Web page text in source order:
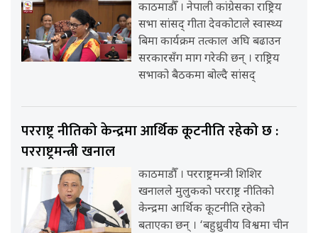
काठमाडौँ । नेपाली कांग्रेसका राष्ट्रिय
सभा सांसद् गीता देवकोटाले स्वास्थ्य
बिमा कार्यक्रम तत्काल अघि बढाउन
सरकारसँग माग गरेकी छन् । राष्ट्रिय
सभाको बैठकमा बोल्दै सांसद्
परराष्ट्र नीतिको केन्द्रमा आर्थिक कूटनीति रहेको छ :
परराष्ट्रमन्त्री खनाल
काठमाडौँ । परराष्ट्रमन्त्री शिशिर
खनालले मुलुकको परराष्ट्र नीतिको
केन्द्रमा आर्थिक कूटनीति रहेको
बताएका छन् । ‘बहुध्रुवीय विश्वमा चीन